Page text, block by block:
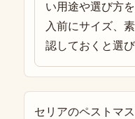
い用途や選び方
入前にサイズ、
認しておくと選
セリアのペストマ